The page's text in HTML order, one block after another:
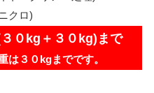
クロ)
０kg＋３０kg)まで
は３０kgまでです。